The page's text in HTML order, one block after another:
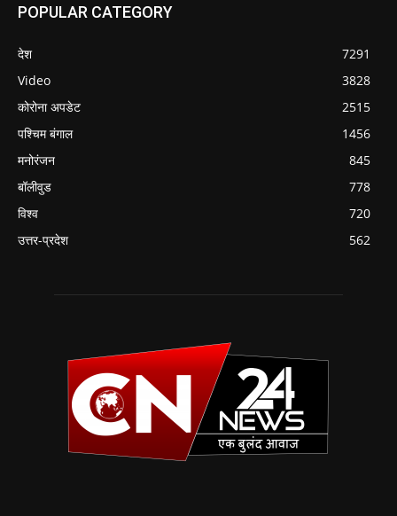
POPULAR CATEGORY
देश
7291
Video
3828
कोरोना अपडेट
2515
पश्चिम बंगाल
1456
मनोरंजन
845
बॉलीवुड
778
विश्व
720
उत्तर-प्रदेश
562